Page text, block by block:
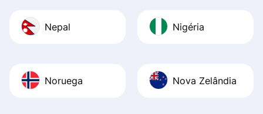
Nepal Nigéria
Noruega Nova Zelândia